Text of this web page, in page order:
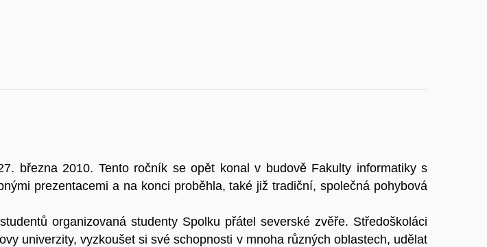
března 2010. Tento ročník se opět konal v budově Fakulty informatiky s
prezentacemi a na konci proběhla, také již tradiční, společná pohybová
organizovaná studenty Spolku přátel severské zvěře. Středoškoláci
univerzity, vyzkoušet si své schopnosti v mnoha různých oblastech, udělat